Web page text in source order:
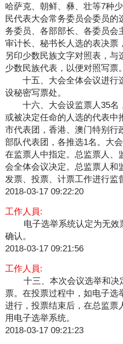
哈萨克、朝鲜、彝、壮等7种
民代表大会常务委员会委员的
务委员、各部部长、各委员会
审计长、秘书长人选的表决票
另印少数民族文字对照表，与
少数民族代表，以便对照写票。
十五、大会全体会议进行
设秘密写票处。
十六、大会设监票人35名
或被决定任命的人选的代表中
市代表团，香港、澳门特别行
部队代表团，各推选1名。大
在监票人中指定。总监票人、
会全体会议决定。总监票人和
发票、投票、计票工作进行监
2018-03-17 09:22:20
工作人員:
电子选举系统认定为无
确认。
2018-03-17 09:21:56
工作人員:
十三、本次会议选举和
票。在投票过程中，如电子选
进行，投票结束后，在总监票
用电子选举系统。
2018-03-17 09:21:23